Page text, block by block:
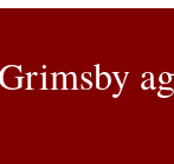
Grimsby